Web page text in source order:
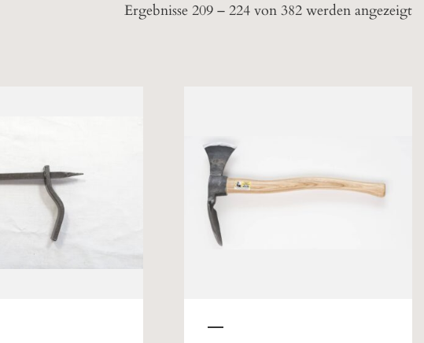
Ergebnisse 209 – 224 von 382 werden angezeigt